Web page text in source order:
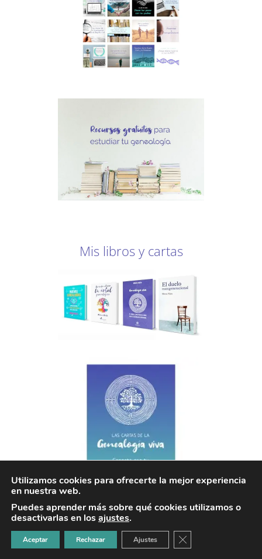
Mis libros y cartas
¿Qué sabes sobre genealogía?
Utilizamos cookies para ofrecerte la mejor experiencia
en nuestra web.
Puedes aprender más sobre qué cookies utilizamos o
desactivarlas en losajustes.
Aceptar Rechazar Ajustes CERRAR EL